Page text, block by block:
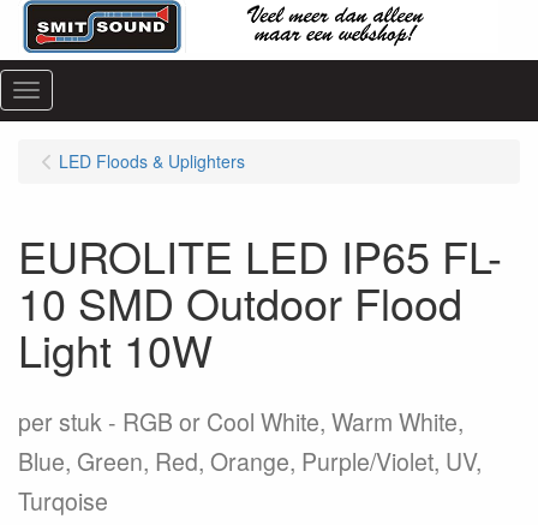
Menu
LED Floods & Uplighters
EUROLITE LED IP65 FL-
10 SMD Outdoor Flood
Light 10W
per stuk
RGB or Cool White, Warm White,
Blue, Green, Red, Orange, Purple/Violet, UV,
Turqoise